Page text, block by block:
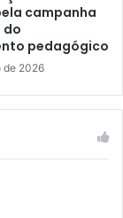
campanha
do
pedagógico
de 2026